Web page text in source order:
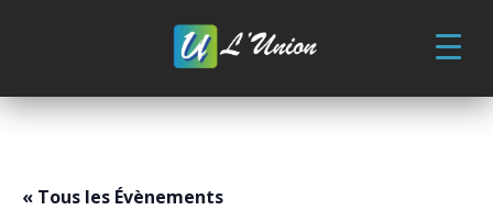
« Tous les Évènements